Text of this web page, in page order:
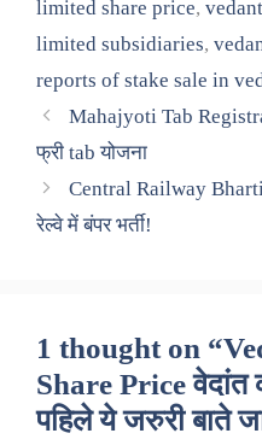
limited share price,
limited subsidiaries,
reports of stake sale in
Mahajyoti Tab
फ्री tab योजना
Central Railway Bharti
रेल्वे में बंपर भर्ती!
1 thought on
Share Price
पहिले ये जरुरी बाते